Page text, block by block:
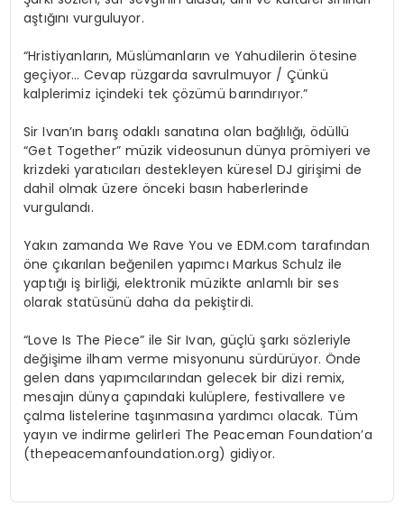
aştığını vurguluyor.
“Hristiyanların, Müslümanların ve Yahudilerin ötesine
geçiyor… Cevap rüzgarda savrulmuyor / Çünkü
kalplerimiz içindeki tek çözümü barındırıyor.”
Sir Ivan’ın barış odaklı sanatına olan bağlılığı, ödüllü
“Get Together” müzik videosunun dünya prömiyeri ve
krizdeki yaratıcıları destekleyen küresel DJ girişimi de
dahil olmak üzere önceki basın haberlerinde
vurgulandı.
Yakın zamanda We Rave You ve EDM.com tarafından
öne çıkarılan beğenilen yapımcı Markus Schulz ile
yaptığı iş birliği, elektronik müzikte anlamlı bir ses
olarak statüsünü daha da pekiştirdi.
“Love Is The Piece” ile Sir Ivan, güçlü şarkı sözleriyle
değişime ilham verme misyonunu sürdürüyor. Önde
gelen dans yapımcılarından gelecek bir dizi remix,
mesajın dünya çapındaki kulüplere, festivallere ve
çalma listelerine taşınmasına yardımcı olacak. Tüm
yayın ve indirme gelirleri The Peaceman Foundation’a
(thepeacemanfoundation.org) gidiyor.